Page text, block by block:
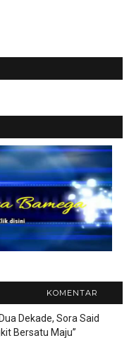
KOMENTAR
Dekade, Sora Said
Bersatu Maju”